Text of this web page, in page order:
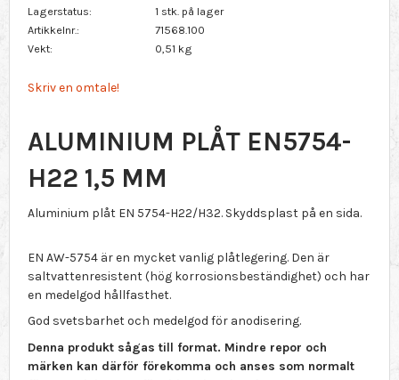
Lagerstatus
1 stk. på lager
Artikkelnr.
71568.100
Vekt
0,51 kg
Skriv en omtale!
ALUMINIUM PLÅT EN5754-
H22 1,5 MM
Aluminium plåt EN 5754-H22/H32. Skyddsplast på en sida.
EN AW-5754 är en mycket vanlig plåtlegering. Den är
saltvattenresistent (hög korrosionsbeständighet) och har
en medelgod hållfasthet.
God svetsbarhet och medelgod för anodisering.
Denna produkt sågas till format. Mindre repor och
märken kan därför förekomma och anses som normalt